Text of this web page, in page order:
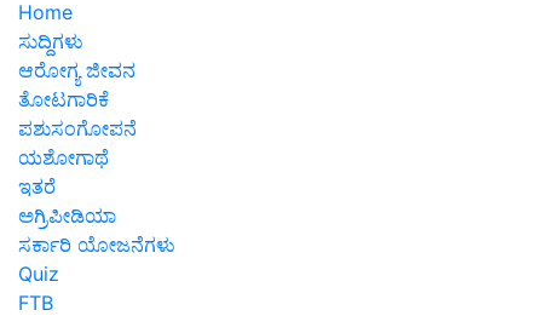
Home
ಸುದ್ದಿಗಳು
ಆರೋಗ್ಯ ಜೀವನ
ತೋಟಗಾರಿಕೆ
ಪಶುಸಂಗೋಪನೆ
ಯಶೋಗಾಥೆ
ಇತರೆ
ಅಗ್ರಿಪೀಡಿಯಾ
ಸರ್ಕಾರಿ ಯೋಜನೆಗಳು
Quiz
FTB